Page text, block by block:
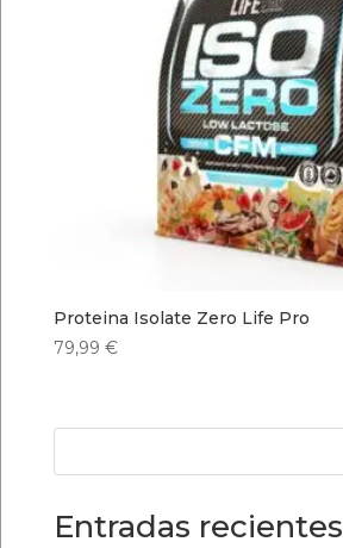
Proteina Isolate Zero Life Pro
79,99 €
Entradas recientes